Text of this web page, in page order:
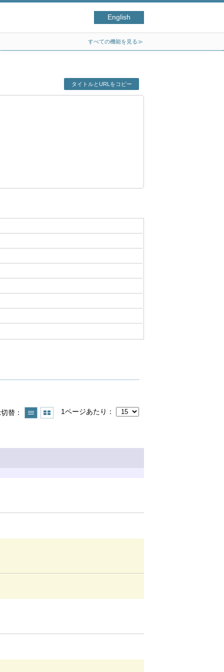
English
すべての機能を見る≫
タイトルとURLをコピー
替 1ページあたり